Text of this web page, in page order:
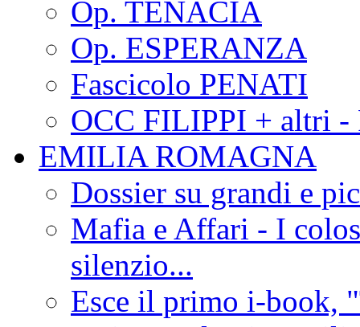
Op. TENACIA
Op. ESPERANZA
Fascicolo PENATI
OCC FILIPPI + altri -
EMILIA ROMAGNA
Dossier su grandi e
Mafia e Affari - I
silenzio...
Esce il primo i-book,